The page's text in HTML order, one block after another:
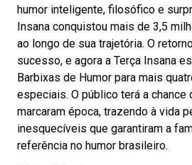
humor inteligente, filosófico e
Insana conquistou mais de 3,5
ao longo de sua trajetória. O
sucesso, e agora a Terça Insana
Barbixas de Humor para mais
especiais. O público terá a chance
marcaram época, trazendo à vida
inesquecíveis que garantiram a
referência no humor brasileiro.